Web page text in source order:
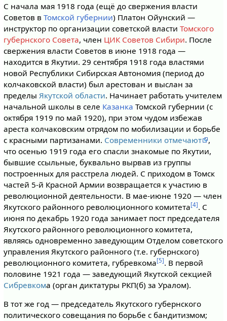
С начала мая 1918 года (ещё до свержения власти
Советов в Томской губернии) Платон Ойунский —
инструктор по организации советской власти Томского
губернского Совета, член ЦИК Советов Сибири. После
свержения власти Советов в июне 1918 года —
находится в Якутии. 29 сентября 1918 года властями
новой Республики Сибирская Автономия (период до
колчаковской власти) был арестован и выслан за
пределы Якутской области. Начинает работать учителем
начальной школы в селе Казанка Томской губернии (с
октября 1919 по май 1920), при этом чудом избежав
ареста колчаковским отрядом по мобилизации и борьбе
с красными партизанами. Современники отмечают
,
что осенью 1919 года его спасли знакомые по Якутии,
бывшие ссыльные, бук­вально вырвав из группы
построенных для расстрела людей. С приходом в Томск
частей 5-й Красной Армии возвращается к участию в
революционной деятельности. В мае-июне 1920 — член
Якутского районного революционного комитета[4]. C
июня по декабрь 1920 года занимает пост председателя
Якутского районного революционного комитета,
являясь одновременно заведующим Отделом советского
управления Якутского районного (т.е. губернского)
революционного комитета, губревкома[5]. В первой
половине 1921 года — заведующий Якутской секцией
Сибревкома (орган диктатуры РКП(б) за Уралом).
В тот же год — председатель Якутского губернского
политического совещания по борьбе с бандитизмом;